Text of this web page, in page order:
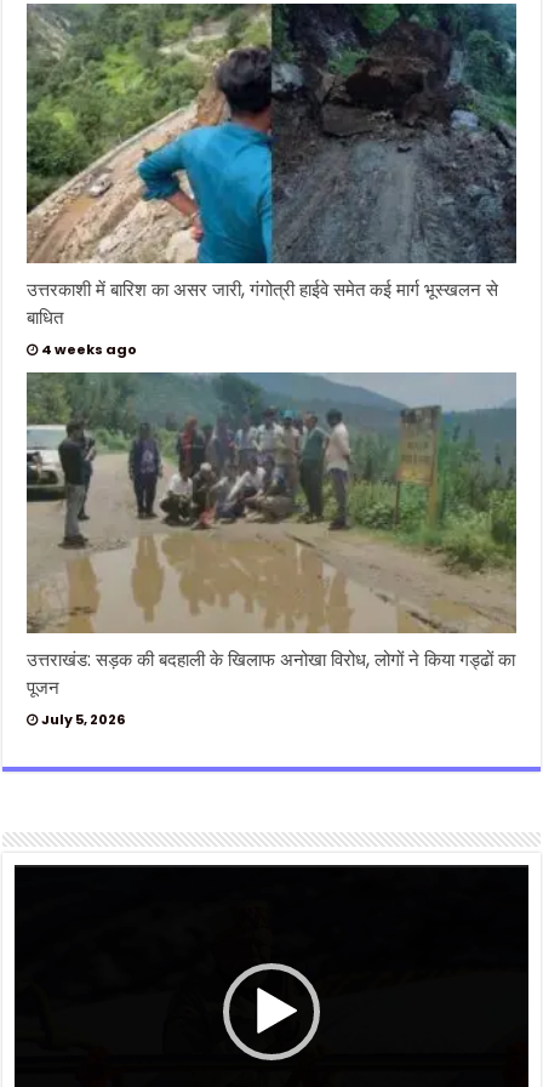
उत्तरकाशी में बारिश का असर जारी, गंगोत्री हाईवे समेत कई मार्ग भूस्खलन से
बाधित
4 weeks ago
उत्तराखंड: सड़क की बदहाली के खिलाफ अनोखा विरोध, लोगों ने किया गड्ढों का
पूजन
July 5, 2026
Video